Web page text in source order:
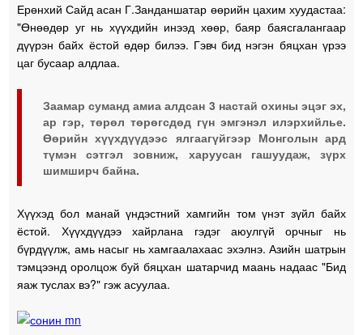
Ерөнхий Сайд асан Г.Занданшатар өөрийн цахим хуудастаа:
"Өнөөдөр уг нь хүүхдийн инээд хөөр, баяр баясгалангаар
дүүрэн байх ёстой өдөр билээ. Гэвч бид нэгэн бяцхан үрээ
цаг бусаар алдлаа.
Заамар суманд амиа алдсан 3 настай охины эцэг эх,
ар гэр, төрөл төрөгсдөд гүн эмгэнэл илэрхийлье.
Өөрийн хүүхдүүдээс ялгаагүйгээр Монголын ард
түмэн сэтгэл зовниж, харуусан гашуудаж, зүрх
шимширч байна.
Хүүхэд бол манай үндэстний хамгийн том үнэт зүйл байх
ёстой. Хүүхдүүдээ хайрлана гэдэг аюулгүй орчныг нь
бүрдүүлж, амь насыг нь хамгаалахаас эхэлнэ. Азийн шатрын
тэмцээнд оролцож буй бяцхан шатарчид маань надаас "Бид
яаж туслах вэ?" гэж асуулаа.